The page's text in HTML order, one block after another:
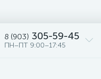
8 (903) 305-59-45
ПН–ПТ 9:00–17:45